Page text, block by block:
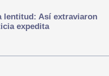
lentitud: Así extraviaron
expedita